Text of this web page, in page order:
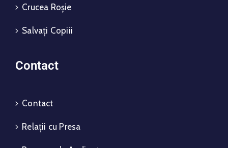
Crucea Roșie
Salvați Copiii
Contact
Contact
Relații cu Presa